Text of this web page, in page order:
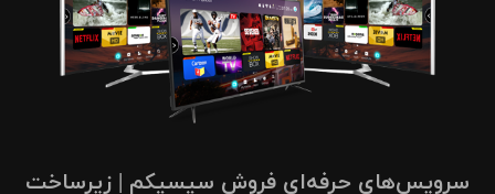
سرویس‌های حرفه‌ای فروش سیسیکم | زیرساخت